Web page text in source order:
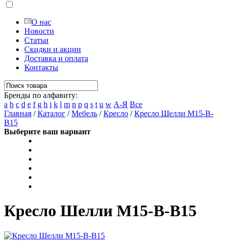
О нас
Новости
Статьи
Скидки и акции
Доставка и оплата
Контакты
Бренды по алфавиту:
a b c d e f g h i k l m n p q s t u w А-Я Все
Главная /Каталог /Мебель /Кресло /Кресло Шелли M15-B-
B15
Выберите ваш вариант
Кресло Шелли M15-B-B15